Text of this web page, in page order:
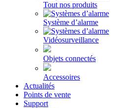
Tout nos produits
Système d’alarme
Vidéosurveillance
Objets connectés
Accessoires
Actualités
Points de vente
Support